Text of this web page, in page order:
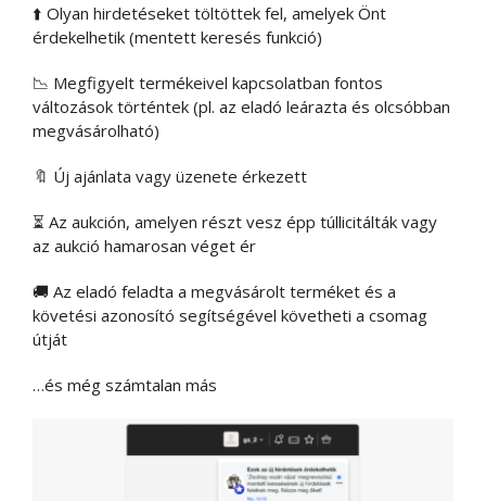
⬆️ Olyan hirdetéseket töltöttek fel, amelyek Önt
érdekelhetik (mentett keresés funkció)
📉 Megfigyelt termékeivel kapcsolatban fontos
változások történtek (pl. az eladó leárazta és olcsóbban
megvásárolható)
🔖 Új ajánlata vagy üzenete érkezett
⏳ Az aukción, amelyen részt vesz épp túllicitálták vagy
az aukció hamarosan véget ér
🚚 Az eladó feladta a megvásárolt terméket és a
követési azonosító segítségével követheti a csomag
útját
…és még számtalan más